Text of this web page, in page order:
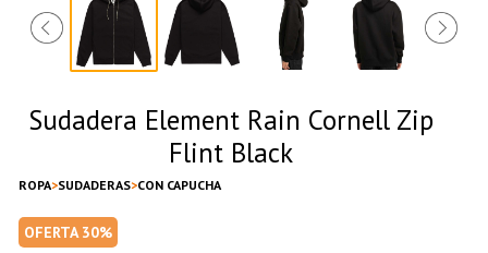
Sudadera Element Rain Cornell Zip
Flint Black
ROPA SUDADERAS CON CAPUCHA
OFERTA 30%